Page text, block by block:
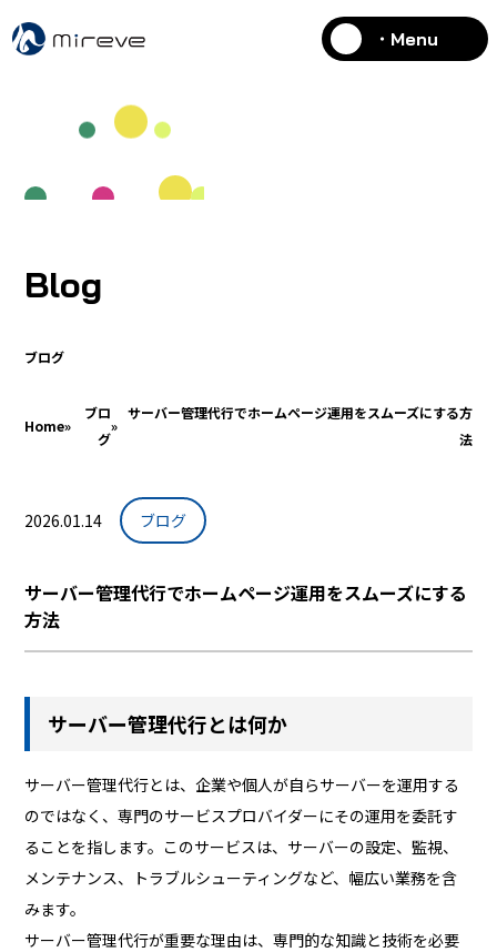
・Menu
Blog
ブログ
Home»
ブロ
グ
»
サーバー管理代行でホームページ運用をスムーズにする方
法
2026.01.14 ブログ
サーバー管理代行でホームページ運用をスムーズにする
方法
サーバー管理代行とは何か
サーバー管理代行とは、企業や個人が自らサーバーを運用する
のではなく、専門のサービスプロバイダーにその運用を委託す
ることを指します。このサービスは、サーバーの設定、監視、
メンテナンス、トラブルシューティングなど、幅広い業務を含
みます。
サーバー管理代行が重要な理由は、専門的な知識と技術を必要